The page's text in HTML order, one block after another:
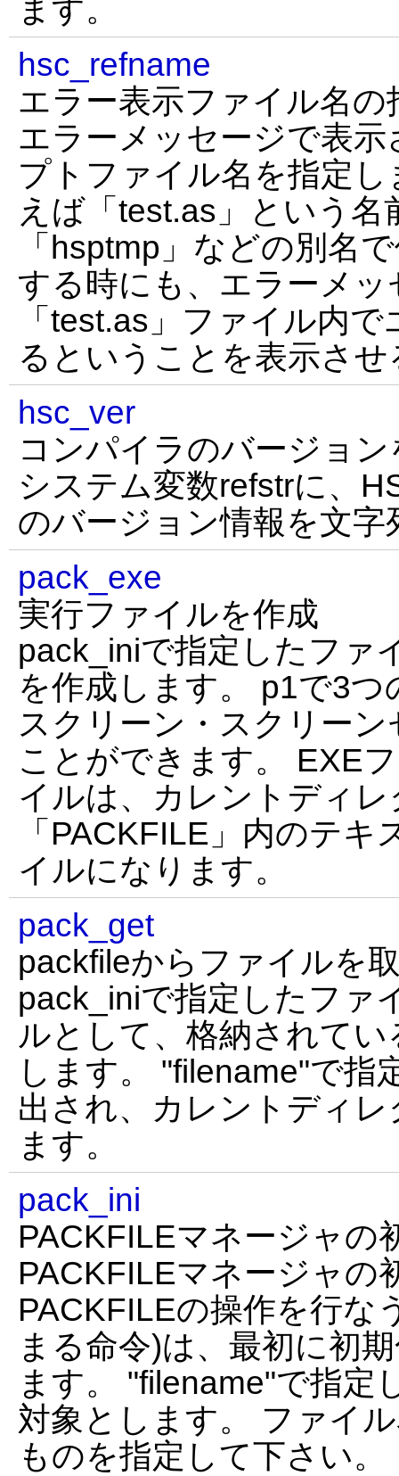
ます。
hsc_refname
エラー表示ファイル名の
エラーメッセージで表
プトファイル名を指定
えば「test.as」という名
「hsptmp」などの別名
する時にも、エラーメッ
「test.as」ファイル内
るということを表示さ
hsc_ver
コンパイラのバージョン
システム変数refstrに、
のバージョン情報を文
pack_exe
実行ファイルを作成
pack_iniで指定したファ
を作成します。 p1で3
スクリーン・スクリー
ことができます。 EXE
イルは、カレントディ
「PACKFILE」内のテ
イルになります。
pack_get
packfileからファイルを
pack_iniで指定したファ
ルとして、格納されて
します。 "filename"で指
出され、カレントディ
ます。
pack_ini
PACKFILEマネージャの
PACKFILEマネージャの
PACKFILEの操作を行な
まる命令)は、最初に初
ます。 "filename"で指定
対象とします。 ファイ
ものを指定して下さい。